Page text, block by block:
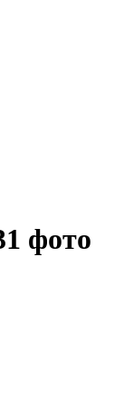
фото